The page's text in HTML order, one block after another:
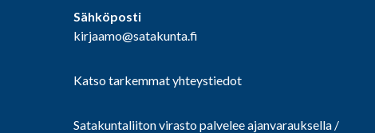
Sähköposti
kirjaamo@satakunta.fi
Katso tarkemmat yhteystiedot
Satakuntaliiton virasto palvelee ajanvarauksella /